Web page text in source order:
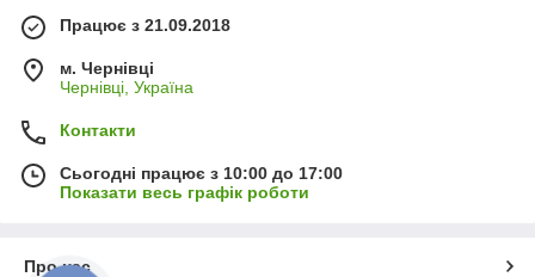
Працює з 21.09.2018
м. Чернівці
Чернівці, Україна
Контакти
Сьогодні працює з 10:00 до 17:00
Показати весь графік роботи
Про нас